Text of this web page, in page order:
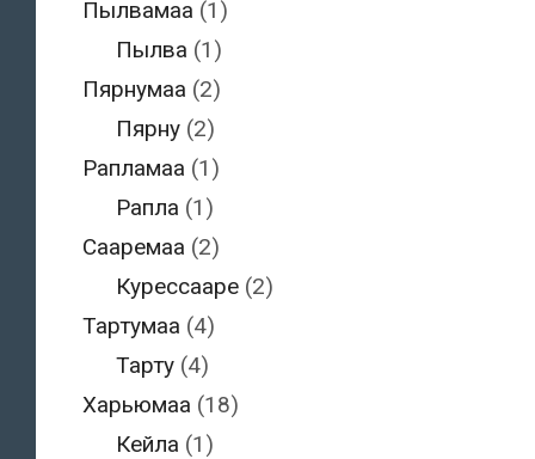
Пылвамаа (1)
Пылва (1)
Пярнумаа (2)
Пярну (2)
Рапламаа (1)
Рапла (1)
Сааремаа (2)
Курессааре (2)
Тартумаа (4)
Тарту (4)
Харьюмаа (18)
Кейла (1)